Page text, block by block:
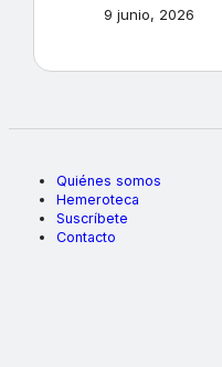
9 junio, 2026
Quiénes somos
Hemeroteca
Suscríbete
Contacto